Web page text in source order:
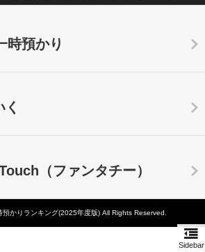
Sidebar
時預かり
（ファンタチー）
預かりランキング(2025年度版) All Rights Reserved.